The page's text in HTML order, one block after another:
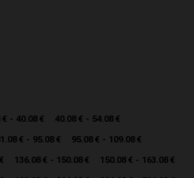
€ - 40.08 €
40.08 € - 54.08 €
€ - 95.08 €
95.08 € - 109.08 €
136.08 € - 150.08 €
150.08 € - 163.08 €